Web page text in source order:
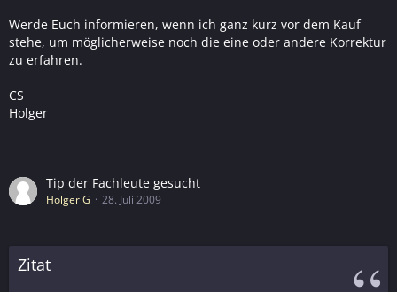
Werde Euch informieren, wenn ich ganz kurz vor dem Kauf
stehe, um möglicherweise noch die eine oder andere Korrektur
zu erfahren.
CS
Holger
Tip der Fachleute gesucht
Holger G 28. Juli 2009
Zitat